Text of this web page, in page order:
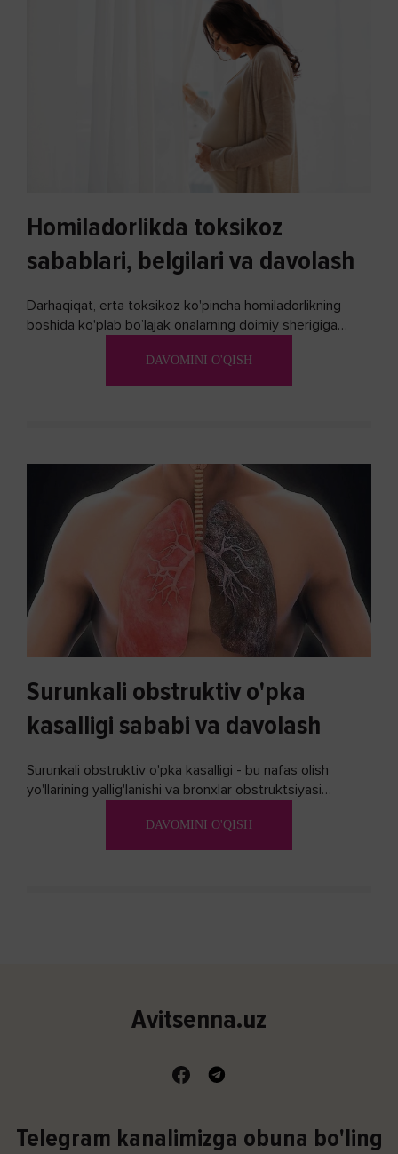
Homiladorlikda toksikoz
sabablari, belgilari va davolash
Darhaqiqat, erta toksikoz ko'pincha homiladorlikning
boshida ko'plab bo’lajak onalarning doimiy sherigiga
biron bir usuli bormi?DAVOMINI O'QISH
Surunkali obstruktiv o'pka
kasalligi sababi va davolash
Surunkali obstruktiv o'pka kasalligi - bu nafas olish
yo'llarining yallig'lanishi va bronxlar obstruktsiyasi
DAVOMINI O'QISH
Avitsenna.uz
Telegram kanalimizga obuna bo'ling